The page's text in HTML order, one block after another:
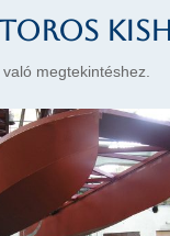
megtekintéshez.